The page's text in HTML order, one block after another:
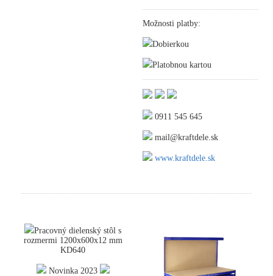
Možnosti platby:
Dobierkou
Platobnou kartou
0911 545 645
mail@kraftdele.sk
www.kraftdele.sk
Pracovný dielenský stôl s
rozmermi 1200x600x12 mm
KD640
Novinka 2023